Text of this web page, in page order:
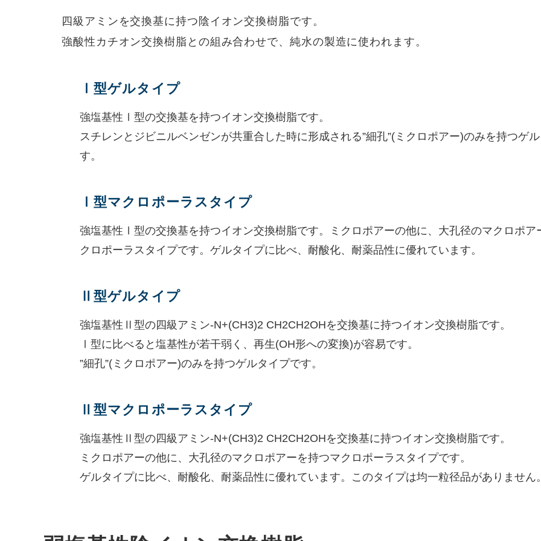
四級アミンを交換基に持つ陰イオン交換樹脂です。
強酸性カチオン交換樹脂との組み合わせで、純水の製造に使われます。
Ⅰ型ゲルタイプ
強塩基性Ⅰ型の交換基を持つイオン交換樹脂です。
スチレンとジビニルベンゼンが共重合した時に形成される”細孔”(ミクロポアー)のみを持つゲ
す。
Ⅰ型マクロポーラスタイプ
強塩基性Ⅰ型の交換基を持つイオン交換樹脂です。ミクロポアーの他に、大孔径のマクロポア
クロポーラスタイプです。ゲルタイプに比べ、耐酸化、耐薬品性に優れています。
Ⅱ型ゲルタイプ
強塩基性Ⅱ型の四級アミン-N+(CH3)2 CH2CH2OHを交換基に持つイオン交換樹脂です。
Ⅰ型に比べると塩基性が若干弱く、再生(OH形への変換)が容易です。
”細孔”(ミクロポアー)のみを持つゲルタイプです。
Ⅱ型マクロポーラスタイプ
強塩基性Ⅱ型の四級アミン-N+(CH3)2 CH2CH2OHを交換基に持つイオン交換樹脂です。
ミクロポアーの他に、大孔径のマクロポアーを持つマクロポーラスタイプです。
ゲルタイプに比べ、耐酸化、耐薬品性に優れています。このタイプは均一粒径品がありません。